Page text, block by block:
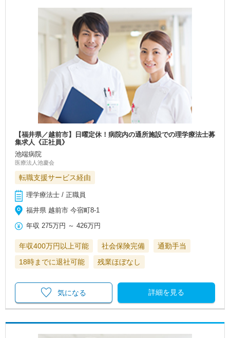
【福井県／越前市】日曜定休！病院内の通所施設での理学療法士募
集求人《正社員》
池端病院
医療法人池慶会
転職支援サービス経由
理学療法士 / 正職員
福井県 越前市 今宿町8-1
年収 275万円 ～426万円
年収400万円以上可能 社会保険完備
通勤手当
18時までに退社可能
残業ほぼなし
詳細を見る
気になる